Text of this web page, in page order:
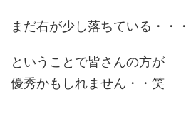
まだ右が少し落ちている・・・
ということで皆さんの方が
優秀かもしれません・・笑